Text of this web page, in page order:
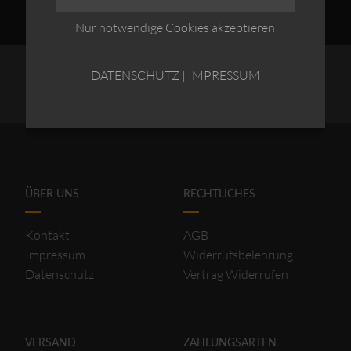
ÜBER UNS
Kontakt
Impressum
Datenschutz
RECHTLICHES
AGB
Widerrufsbelehrung
Vertrag Widerrufen
VERSAND ZAHLUNGSARTEN
Nur notwendige Cookies akzeptieren
DATENSCHUTZ | IMPRESSUM